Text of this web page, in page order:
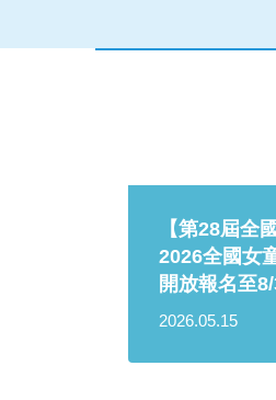
【第28屆全
2026全國女
開放報名至8/
2026.05.15